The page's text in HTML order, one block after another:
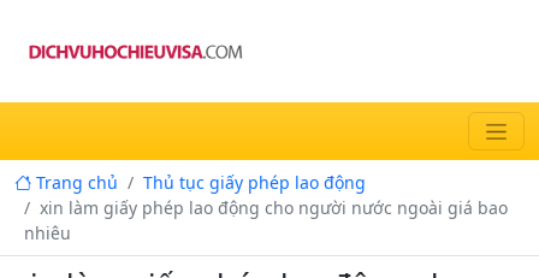
Trang chủ
Thủ tục giấy phép lao động
xin làm giấy phép lao động cho người nước ngoài giá bao
nhiêu